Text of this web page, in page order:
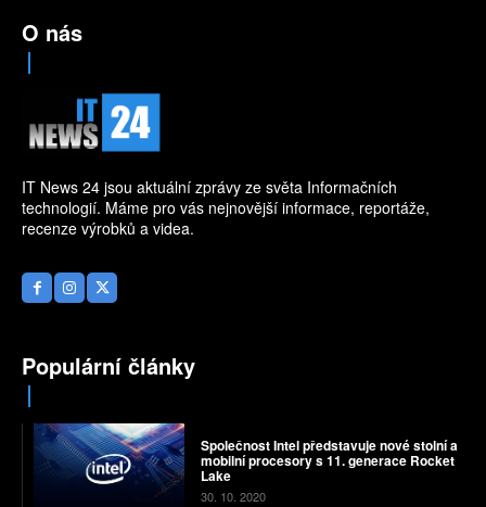
O nás
IT News 24 jsou aktuální zprávy ze světa Informačních
technologií. Máme pro vás nejnovější informace, reportáže,
recenze výrobků a videa.
Populární články
Společnost Intel představuje nové stolní a
mobilní procesory s 11. generace Rocket
Lake
30. 10. 2020